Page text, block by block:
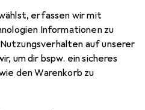
erfassen wir mit
Informationen zu
auf unserer
um dir bspw. ein sicheres
den Warenkorb zu
Anti-Shock